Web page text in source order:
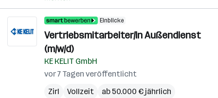
Einblicke
Vertriebsmitarbeiter/in Außendienst
(m/w/d)
KE KELIT GmbH
vor 7 Tagen veröffentlicht
Zirl
Vollzeit ab 50.000 € jährlich